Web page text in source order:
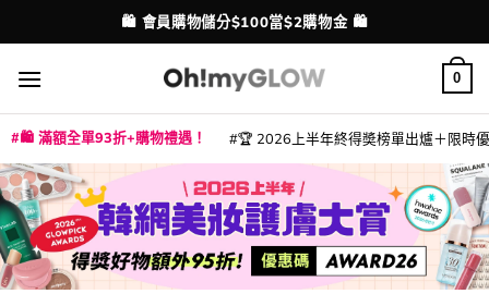
to
content
配送港澳
🛍️ 會員購物儲分$100當$2購物金 🛍️
0
🛍️ 滿額全單93折+購物禮遇！ 🏆 2026上半年終得奬榜單出爐＋限時